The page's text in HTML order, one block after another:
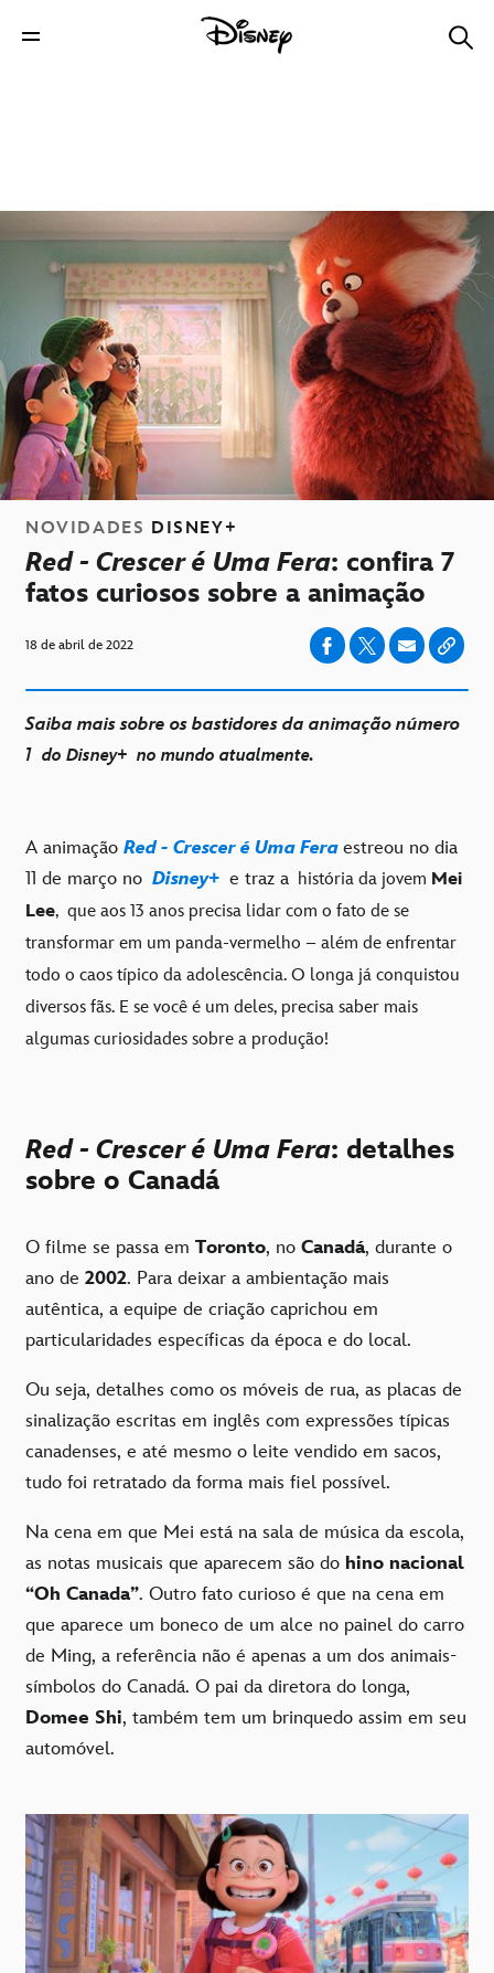
NOVIDADES DISNEY+
Red - Crescer é Uma Fera: confira 7
fatos curiosos sobre a animação
18 de abril de 2022
Saiba mais sobre os bastidores da animação número
1 do Disney+ no mundo atualmente.
A animação Red - Crescer é Uma Fera estreou no dia
11 de março no Disney+ e traz a história da jovem Mei
Lee, que aos 13 anos precisa lidar com o fato de se
transformar em um panda-vermelho – além de enfrentar
todo o caos típico da adolescência. O longa já conquistou
diversos fãs. E se você é um deles, precisa saber mais
algumas curiosidades sobre a produção!
Red - Crescer é Uma Fera: detalhes
sobre o Canadá
O filme se passa em Toronto, no Canadá, durante o
ano de 2002. Para deixar a ambientação mais
autêntica, a equipe de criação caprichou em
particularidades específicas da época e do local.
Ou seja, detalhes como os móveis de rua, as placas de
sinalização escritas em inglês com expressões típicas
canadenses, e até mesmo o leite vendido em sacos,
tudo foi retratado da forma mais fiel possível.
Na cena em que Mei está na sala de música da escola,
as notas musicais que aparecem são do hino nacional
“Oh Canada”. Outro fato curioso é que na cena em
que aparece um boneco de um alce no painel do carro
de Ming, a referência não é apenas a um dos animais-
símbolos do Canadá. O pai da diretora do longa,
Domee Shi, também tem um brinquedo assim em seu
automóvel.